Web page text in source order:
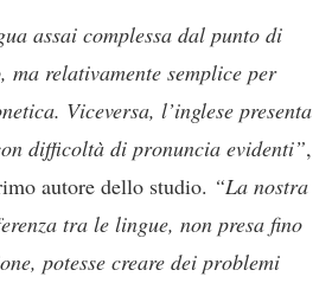
assai complessa dal punto di
ma relativamente semplice per
Viceversa, l’inglese presenta
difficoltà di pronuncia evidenti”,
autore dello studio. “La nostra
tra le lingue, non presa fino
potesse creare dei problemi